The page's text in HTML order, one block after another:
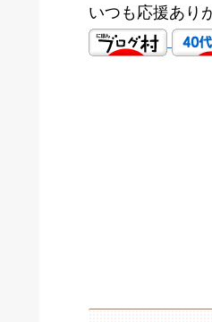
いつも応援あり